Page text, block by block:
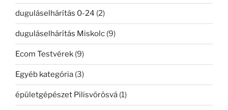
duguláselhárítás 0-24 (2)
duguláselhárítás Miskolc (9)
Ecom Testvérek (9)
Egyéb kategória (3)
épületgépészet Pilisvörösvá (1)